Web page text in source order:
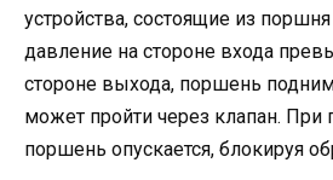
устройства, состоящие из
давление на стороне входа
стороне выхода, поршень
может пройти через клапан. При
поршень опускается, блокируя